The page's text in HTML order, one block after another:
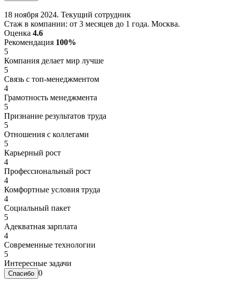
18 ноября 2024. Текущий сотрудник
Стаж в компании: от 3 месяцев до 1 года. Москва.
Оценка 4.6
Рекомендация 100%
5
Компания делает мир лучше
5
Связь с топ-менеджментом
4
Грамотность менеджмента
5
Признание результатов труда
5
Отношения с коллегами
5
Карьерный рост
4
Профессиональный рост
4
Комфортные условия труда
4
Социальный пакет
5
Адекватная зарплата
4
Современные технологии
5
Интересные задачи
0